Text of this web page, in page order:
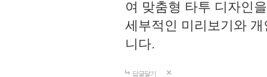
여 맞춤형 타투 디자인
세부적인 미리보기와
니다.
답글달기